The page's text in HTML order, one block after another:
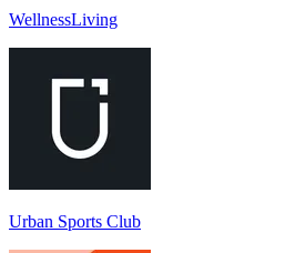
WellnessLiving
Urban Sports Club